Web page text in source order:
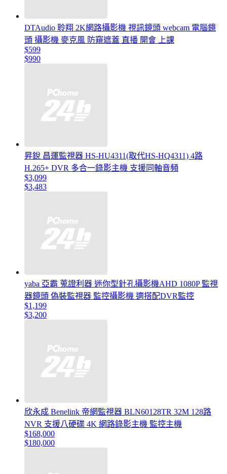
DTAudio 聆翔 2K網路攝影機 視訊鏡頭 webcam 電腦鏡
頭 攝影機 麥克風 防窺遮蓋 直播 開會 上課
$599
$990
昇銳 昌運監視器 HS-HU4311(取代HS-HQ4311) 4路
H.265+ DVR 多合一錄影主機 支援同軸音頻
$3,099
$3,483
yaba 亞霸 蒐證利器 迷你型針孔攝影機AHD 1080P 監視
器鏡頭 偽裝監視器 監控攝影機 適搭配DVR監控
$1,199
$3,200
欣永成 Benelink 帝網監視器 BLN60128TR 32M 128路
NVR 支援八硬碟 4K 網路錄影主機 監控主機
$168,000
$180,000